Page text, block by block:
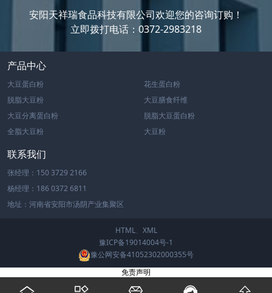
安阳天祥瑞食品科技有限公司欢迎您的咨询订购！
立即拨打电话：0372-2983218
产品中心
大豆蛋白粉
花生蛋白粉
脱脂大豆粉
大豆膳食纤维
大豆分离蛋白粉
脱脂大豆蛋白粉
全脂大豆粉
大豆粉
联系我们
张经理：150 3729 2166
杨经理：186 0372 6811
地址：河南省安阳市汤阴产业集聚区
HTML、 XML
豫ICP备19014004号-1
豫公网安备41052302000355号
免责声明